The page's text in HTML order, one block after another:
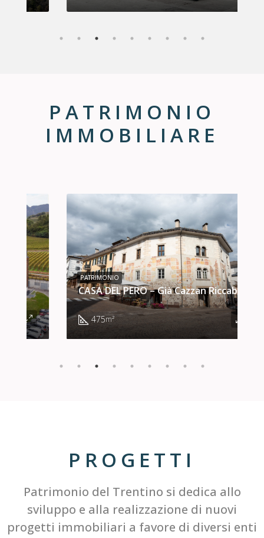
PATRIMONIO
IMMOBILIARE
CASA DEL PERO – Già Cazzan Riccabona
475m²
PATRIMONIO
PROGETTI
Patrimonio del Trentino si dedica allo
sviluppo e alla realizzazione di nuovi
progetti immobiliari a favore di diversi enti